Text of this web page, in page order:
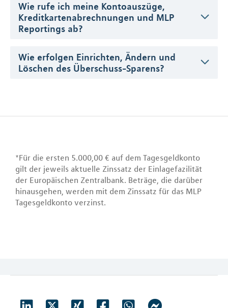
Wie rufe ich meine Kontoauszüge,
Kreditkartenabrechnungen und MLP
Reportings ab?
Wie erfolgen Einrichten, Ändern und
Löschen des Überschuss-Sparens?
*Für die ersten 5.000,00 € auf dem Tagesgeldkonto
gilt der jeweils aktuelle Zinssatz der Einlagefazilität
der Europäischen Zentralbank. Beträge, die darüber
hinausgehen, werden mit dem Zinssatz für das MLP
Tagesgeldkonto verzinst.